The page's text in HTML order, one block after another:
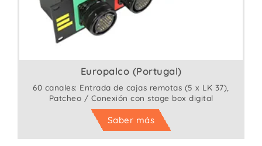
Europalco (Portugal)
60 canales: Entrada de cajas remotas (5 x LK 37),
Patcheo / Conexión con stage box digital
Saber más